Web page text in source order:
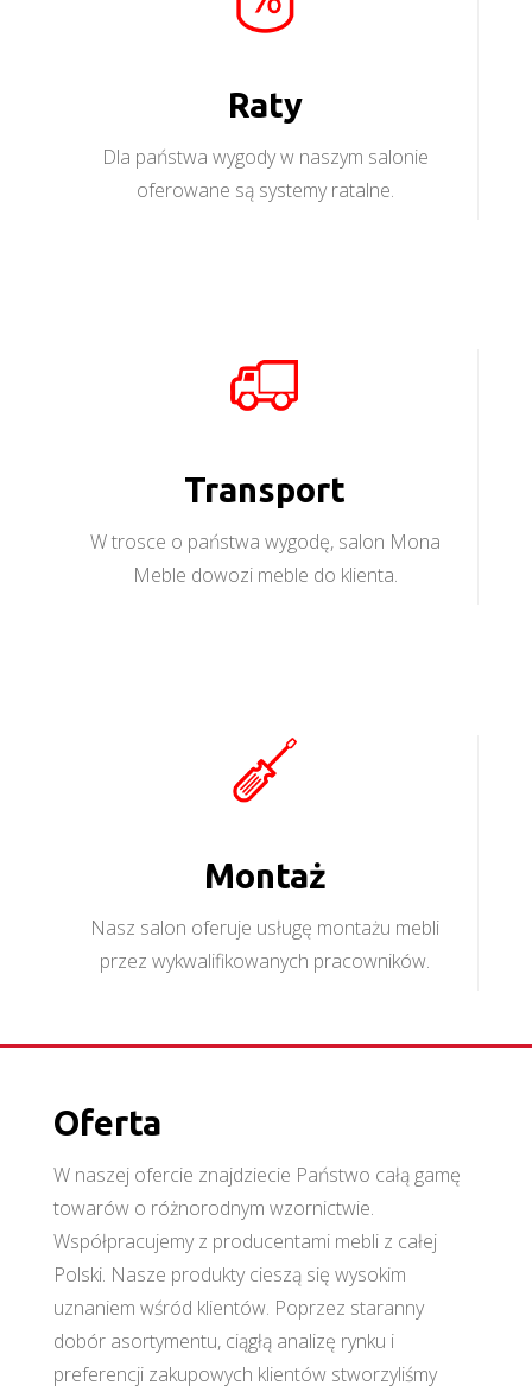
Raty
Dla państwa wygody w naszym salonie
oferowane są systemy ratalne.
Transport
W trosce o państwa wygodę, salon Mona
Meble dowozi meble do klienta.
Montaż
Nasz salon oferuje usługę montażu mebli
przez wykwalifikowanych pracowników.
Oferta
W naszej ofercie znajdziecie Państwo całą gamę
towarów o różnorodnym wzornictwie.
Współpracujemy z producentami mebli z całej
Polski. Nasze produkty cieszą się wysokim
uznaniem wśród klientów. Poprzez staranny
dobór asortymentu, ciągłą analizę rynku i
preferencji zakupowych klientów stworzyliśmy